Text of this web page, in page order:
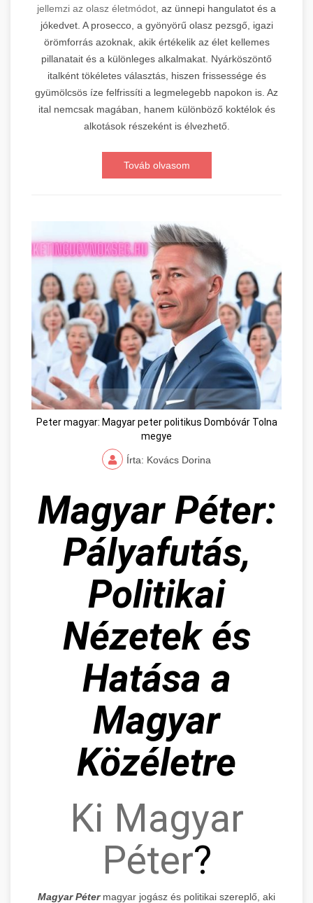
jellemzi az olasz életmódot, az ünnepi hangulatot és a
jókedvet. A prosecco, a gyönyörű olasz pezsgő, igazi
örömforrás azoknak, akik értékelik az élet kellemes
pillanatait és a különleges alkalmakat. Nyárköszöntő
italként tökéletes választás, hiszen frissessége és
gyümölcsös íze felfrissíti a legmelegebb napokon is. Az
ital nemcsak magában, hanem különböző koktélok és
alkotások részeként is élvezhető.
Továb olvasom
Peter magyar: Magyar peter politikus Dombóvár Tolna
megye
Írta: Kovács Dorina
Magyar Péter:
Pályafutás,
Politikai
Nézetek és
Hatása a
Magyar
Közéletre
Ki Magyar
Péter?
Magyar Pétermagyar jogász és politikai szereplő, aki